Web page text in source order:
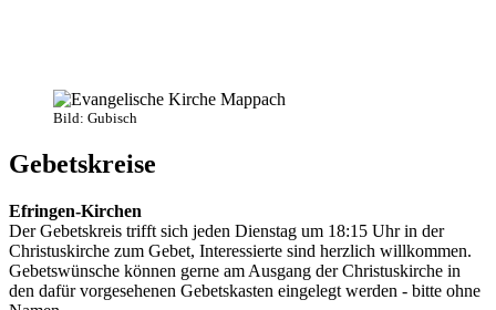
Bild: Gubisch
Gebetskreise
Efringen-Kirchen
Der Gebetskreis trifft sich jeden Dienstag um 18:15 Uhr in der
Christuskirche zum Gebet, Interessierte sind herzlich willkommen.
Gebetswünsche können gerne am Ausgang der Christuskirche in
den dafür vorgesehenen Gebetskasten eingelegt werden - bitte ohne